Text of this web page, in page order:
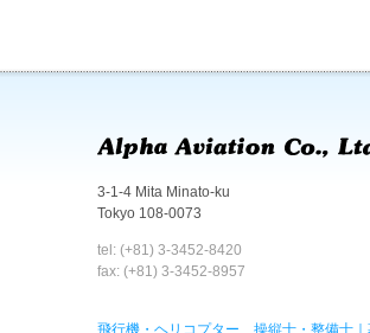
3-1-4 Mita Minato-ku
Tokyo 108-0073
tel: (+81) 3-3452-8420
fax: (+81) 3-3452-8957
飛行機・ヘリコプター 操縦士・整備士｜